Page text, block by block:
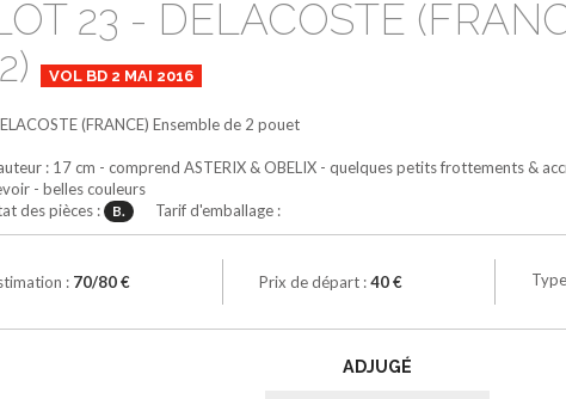
23 - DELACOSTE
VOL BD 2 MAI 2016
(FRANCE) Ensemble de 2 pouet
: 17 cm - comprend ASTERIX & OBELIX - quelques petits frottements &
- belles couleurs
des pièces :
B. Tarif d'emballage :
: 70/80 € Prix de départ :40 €
ADJUGÉ